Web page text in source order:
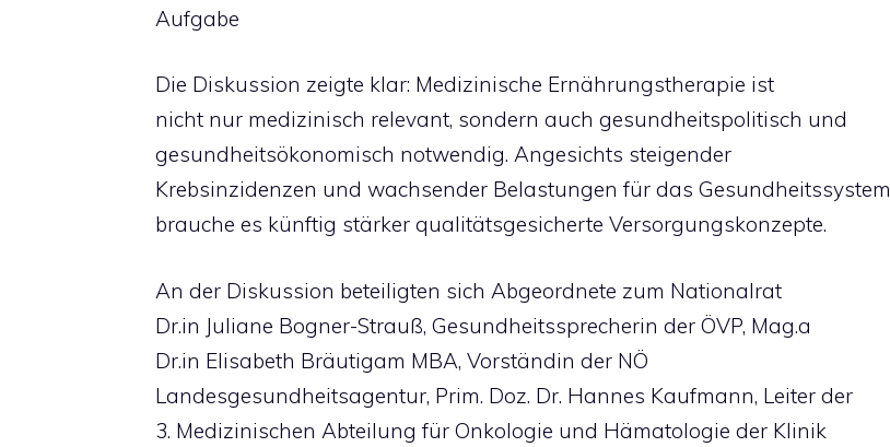
Aufgabe
Die Diskussion zeigte klar: Medizinische Ernährungstherapie ist
nicht nur medizinisch relevant, sondern auch gesundheitspolitisch und
gesundheitsökonomisch notwendig. Angesichts steigender
Krebsinzidenzen und wachsender Belastungen für das Gesundheitssystem
brauche es künftig stärker qualitätsgesicherte Versorgungskonzepte.
An der Diskussion beteiligten sich Abgeordnete zum Nationalrat
Dr.in Juliane Bogner-Strauß, Gesundheitssprecherin der ÖVP, Mag.a
Dr.in Elisabeth Bräutigam MBA, Vorständin der NÖ
Landesgesundheitsagentur, Prim. Doz. Dr. Hannes Kaufmann, Leiter der
3. Medizinischen Abteilung für Onkologie und Hämatologie der Klinik